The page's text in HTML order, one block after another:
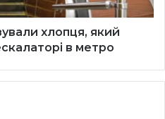
хлопця, який
в метро